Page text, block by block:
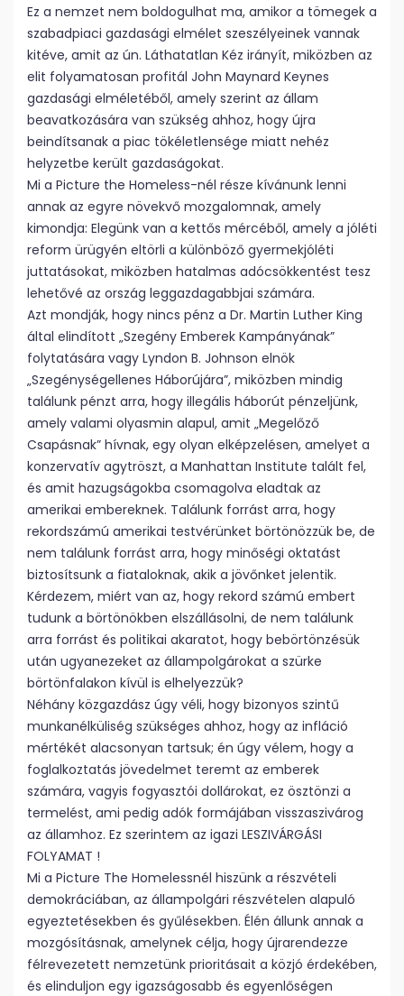
Ez a nemzet nem boldogulhat ma, amikor a tömegek a
szabadpiaci gazdasági elmélet szeszélyeinek vannak
kitéve, amit az ún. Láthatatlan Kéz irányít, miközben az
elit folyamatosan profitál John Maynard Keynes
gazdasági elméletéből, amely szerint az állam
beavatkozására van szükség ahhoz, hogy újra
beindítsanak a piac tökéletlensége miatt nehéz
helyzetbe került gazdaságokat.
Mi a Picture the Homeless-nél része kívánunk lenni
annak az egyre növekvő mozgalomnak, amely
kimondja: Elegünk van a kettős mércéből, amely a jóléti
reform ürügyén eltörli a különböző gyermekjóléti
juttatásokat, miközben hatalmas adócsökkentést tesz
lehetővé az ország leggazdagabbjai számára.
Azt mondják, hogy nincs pénz a Dr. Martin Luther King
által elindított „Szegény Emberek Kampányának”
folytatására vagy Lyndon B. Johnson elnök
„Szegénységellenes Háborújára”, miközben mindig
találunk pénzt arra, hogy illegális háborút pénzeljünk,
amely valami olyasmin alapul, amit „Megelőző
Csapásnak” hívnak, egy olyan elképzelésen, amelyet a
konzervatív agytröszt, a Manhattan Institute talált fel,
és amit hazugságokba csomagolva eladtak az
amerikai embereknek. Találunk forrást arra, hogy
rekordszámú amerikai testvérünket börtönözzük be, de
nem találunk forrást arra, hogy minőségi oktatást
biztosítsunk a fiataloknak, akik a jövőnket jelentik.
Kérdezem, miért van az, hogy rekord számú embert
tudunk a börtönökben elszállásolni, de nem találunk
arra forrást és politikai akaratot, hogy bebörtönzésük
után ugyanezeket az állampolgárokat a szürke
börtönfalakon kívül is elhelyezzük?
Néhány közgazdász úgy véli, hogy bizonyos szintű
munkanélküliség szükséges ahhoz, hogy az infláció
mértékét alacsonyan tartsuk; én úgy vélem, hogy a
foglalkoztatás jövedelmet teremt az emberek
számára, vagyis fogyasztói dollárokat, ez ösztönzi a
termelést, ami pedig adók formájában visszaszivárog
az államhoz. Ez szerintem az igazi LESZIVÁRGÁSI
FOLYAMAT !
Mi a Picture The Homelessnél hiszünk a részvételi
demokráciában, az állampolgári részvételen alapuló
egyeztetésekben és gyűlésekben. Élén állunk annak a
mozgósításnak, amelynek célja, hogy újrarendezze
félrevezetett nemzetünk prioritásait a közjó érdekében,
és elinduljon egy igazságosabb és egyenlőségen